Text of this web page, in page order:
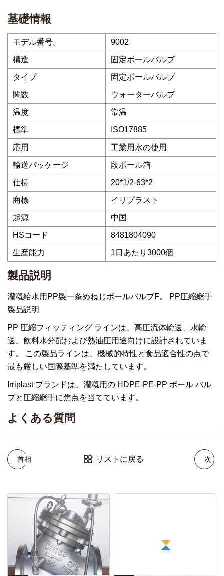
基礎情報
モデル番号。 9002
構造 固定ボールバルブ
タイプ 固定ボールバルブ
関数 ウォーターバルブ
温度 常温
標準 ISO17885
応用 工業用水の使用
輸送パッケージ 段ボール箱
仕様 20*1/2-63*2
商標 イリプラスト
起源 中国
HSコード 8481804090
生産能力 1日あたり3000個
製品説明
灌漑給水用PP製一条めねじボールバルブF。 PP圧縮継手
製品説明
PP 圧縮フィッティング ラインは、高圧流体輸送、水輸
送、飲料水分配および熱油圧用途向けに設計されていま
す。 この製品ラインは、機械的特性と食品適合性の点で
最も厳しい国際基準を満たしています。
Irriplast ブランドは、灌漑用の HDPE-PE-PP ボール バル
ブと圧縮継手に焦点を当てています。
よくある質問
首相 リストに戻る 次